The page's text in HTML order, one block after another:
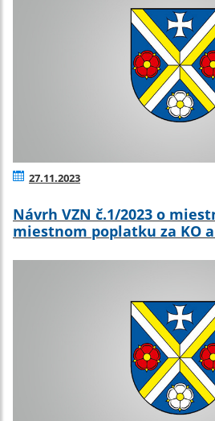
27.11.2023
Návrh VZN č.1/2023 o
miestnom poplatku za KO a